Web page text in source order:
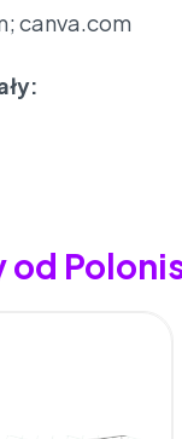
canva.com
od